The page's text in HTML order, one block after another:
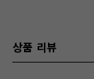
상품 리뷰